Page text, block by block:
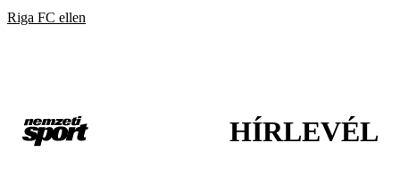
Riga FC ellen
HÍRLEVÉL